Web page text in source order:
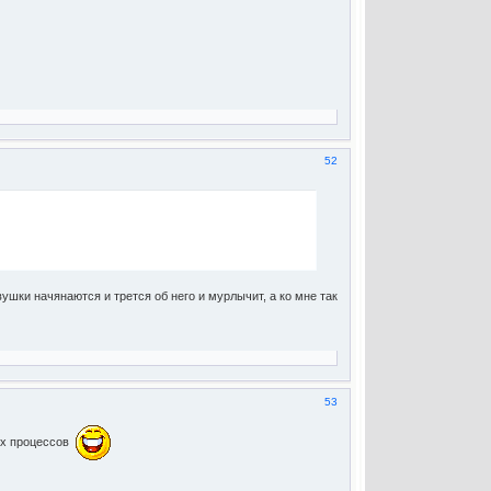
52
начянаются и трется об него и мурлычит, а ко мне так
53
процессов